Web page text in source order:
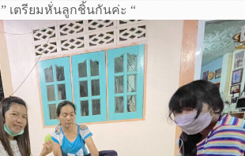
” เตรียมหั่นลูกชิ้นกันค่ะ “